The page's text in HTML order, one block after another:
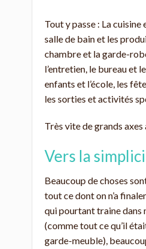
Tout y passe : La
salle de bain et les
chambre et la garde-
l’entretien, le bureau et
enfants et l’école, les
les sorties et activités
Très vite de grands axes
Vers la
Beaucoup de choses
tout ce dont on n’a
qui pourtant traine dans
(comme tout ce qu’il
garde-meuble),